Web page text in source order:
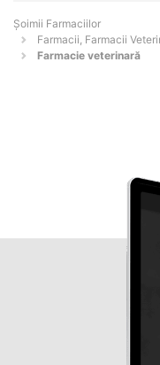
Şoimii Farmaciilor
Farmacii, Farmacii
Farmacie veterinară